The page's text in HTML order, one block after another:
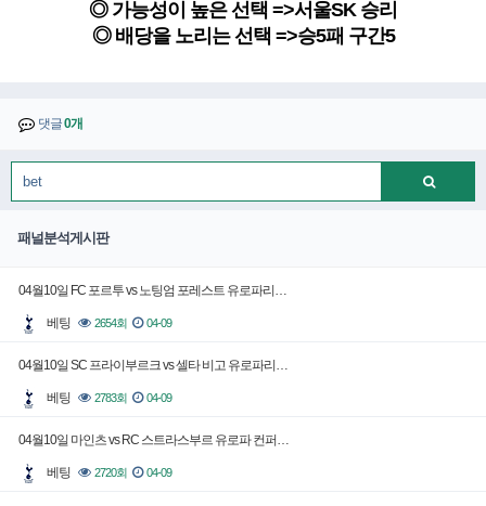
◎ 가능성이 높은 선택 =>서울SK 승리
◎ 배당을 노리는 선택 =>승5패 구간5
댓글0개
패널분석게시판
04월10일 FC 포르투 vs 노팅엄 포레스트 유로파리…
베팅 2654회 04-09
04월10일 SC 프라이부르크 vs 셀타 비고 유로파리…
베팅 2783회 04-09
04월10일 마인츠 vs RC 스트라스부르 유로파 컨퍼…
베팅 2720회 04-09